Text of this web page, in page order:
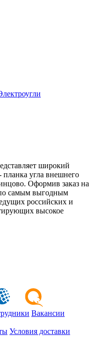
широкий
планка угла внешнего
Оформив заказ на
самым выгодным
российских и
высокое
Вакансии
Условия доставки